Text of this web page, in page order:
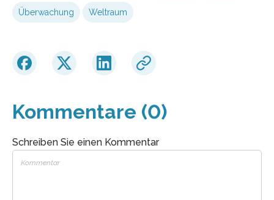
Überwachung Weltraum
Kommentare (0)
Schreiben Sie einen Kommentar